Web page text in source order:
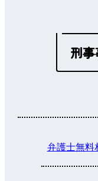
刑
弁護士無料